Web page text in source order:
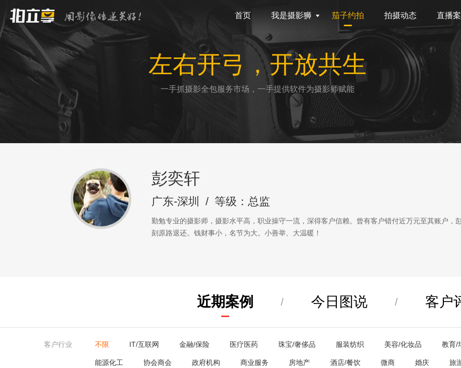
首页 我是摄影狮 茄子约拍 拍摄动态 直播
左右开弓，开放共生
一手抓摄影全包服务市场，一手提供软件为摄影师赋能
彭奕轩
广东-深圳 / 等级：总监
勤勉专业的摄影师，摄影水平高，职业操守一流，深得客户信赖。曾有客户错付近万元至其账户，
刻原路退还。钱财事小，名节为大。小善举、大温暖！
近期案例 / 今日图说 / 客户
客户行业 不限 IT/互联网 金融/保险 医疗医药 珠宝/奢侈品 服装纺织 美容/化妆品 教育/
能源化工 协会商会 政府机构 商业服务 房地产 酒店/餐饮 微商 婚庆 旅